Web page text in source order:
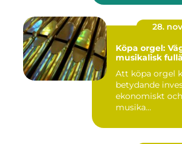
28. nov
Köpa orgel:
musikalisk
Att köpa orgel
betydande
ekonomiskt
musika...